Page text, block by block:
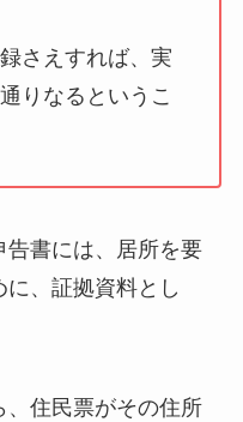
さえすれば、実
りなるというこ
告書には、居所を要
、証拠資料とし
住民票がその住所